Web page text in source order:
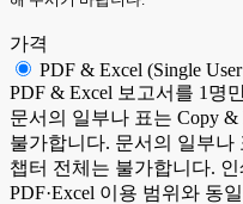
가격
PDF & Excel (Single
PDF & Excel 보고서를 1명
문서의 일부나 표는 Copy
불가합니다. 문서의 일부나
챕터 전체는 불가합니다.
PDF·Excel 이용 범위와 동